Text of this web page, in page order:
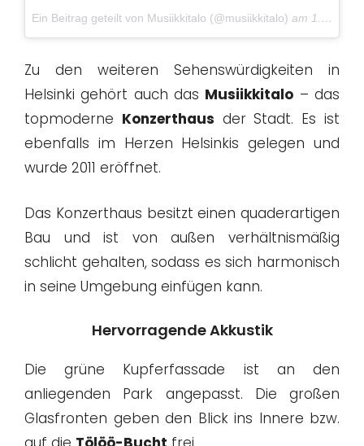
Ein Beitrag geteilt von Musiikkitalo (@musiikkitalo) am 1. Jun 2016 um 4:48 Uhr
Zu den weiteren Sehenswürdigkeiten in
Helsinki gehört auch das Musiikkitalo – das
topmoderne Konzerthaus der Stadt. Es ist
ebenfalls im Herzen Helsinkis gelegen und
wurde 2011 eröffnet.
Das Konzerthaus besitzt einen quaderartigen
Bau und ist von außen verhältnismäßig
schlicht gehalten, sodass es sich harmonisch
in seine Umgebung einfügen kann.
Hervorragende Akkustik
Die grüne Kupferfassade ist an den
anliegenden Park angepasst. Die großen
Glasfronten geben den Blick ins Innere bzw.